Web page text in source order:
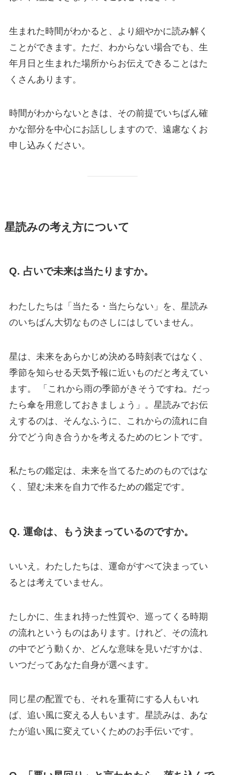
生まれた時間がわかると、より細やかに読み解く
ことができます。ただ、わからない場合でも、生
年月日と生まれた場所からお伝えできることはた
くさんあります。
時間がわからないときは、その前提でいちばん確
かな部分を中心にお話ししますので、遠慮なくお
申し込みください。
星読みの考え方について
Q. 占いで未来は当たりますか。
わたしたちは「当たる・当たらない」を、星読み
のいちばん大切なものさしにはしていません。
星は、未来をあらかじめ決める時刻表ではなく、
季節を知らせる天気予報に近いものだと考えてい
ます。 「これから雨の季節がきそうですね。だっ
たら傘を用意しておきましょう」。星読みでお伝
えするのは、そんなふうに、これからの流れに自
分でどう向き合うかを考えるためのヒントです。
私たちの鑑定は、未来を当てるためのものではな
く、望む未来を自力で作るための鑑定です。
Q. 運命は、もう決まっているのですか。
いいえ。わたしたちは、運命がすべて決まってい
るとは考えていません。
たしかに、生まれ持った性質や、巡ってくる時期
の流れというものはあります。けれど、その流れ
の中でどう動くか、どんな意味を見いだすかは、
いつだってあなた自身が選べます。
同じ星の配置でも、それを重荷にする人もいれ
ば、追い風に変える人もいます。星読みは、あな
たが追い風に変えていくためのお手伝いです。